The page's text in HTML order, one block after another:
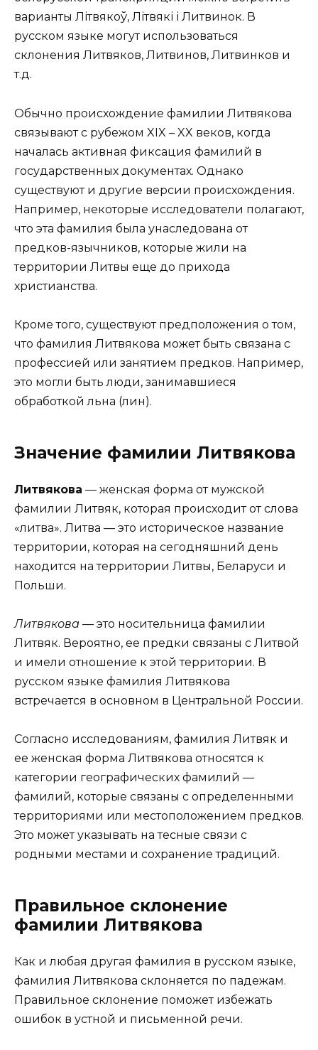
варианты Літвякоў, Літвякі і Литвинок. В
русском языке могут использоваться
склонения Литвяков, Литвинов, Литвинков и
т.д.
Обычно происхождение фамилии Литвякова
связывают с рубежом XIX – XX веков, когда
началась активная фиксация фамилий в
государственных документах. Однако
существуют и другие версии происхождения.
Например, некоторые исследователи полагают,
что эта фамилия была унаследована от
предков-язычников, которые жили на
территории Литвы еще до прихода
христианства.
Кроме того, существуют предположения о том,
что фамилия Литвякова может быть связана с
профессией или занятием предков. Например,
это могли быть люди, занимавшиеся
обработкой льна (лин).
Значение фамилии Литвякова
Литвякова — женская форма от мужской
фамилии Литвяк, которая происходит от слова
«литва». Литва — это историческое название
территории, которая на сегодняшний день
находится на территории Литвы, Беларуси и
Польши.
Литвякова — это носительница фамилии
Литвяк. Вероятно, ее предки связаны с Литвой
и имели отношение к этой территории. В
русском языке фамилия Литвякова
встречается в основном в Центральной России.
Согласно исследованиям, фамилия Литвяк и
ее женская форма Литвякова относятся к
категории географических фамилий —
фамилий, которые связаны с определенными
территориями или местоположением предков.
Это может указывать на тесные связи с
родными местами и сохранение традиций.
Правильное склонение
фамилии Литвякова
Как и любая другая фамилия в русском языке,
фамилия Литвякова склоняется по падежам.
Правильное склонение поможет избежать
ошибок в устной и письменной речи.